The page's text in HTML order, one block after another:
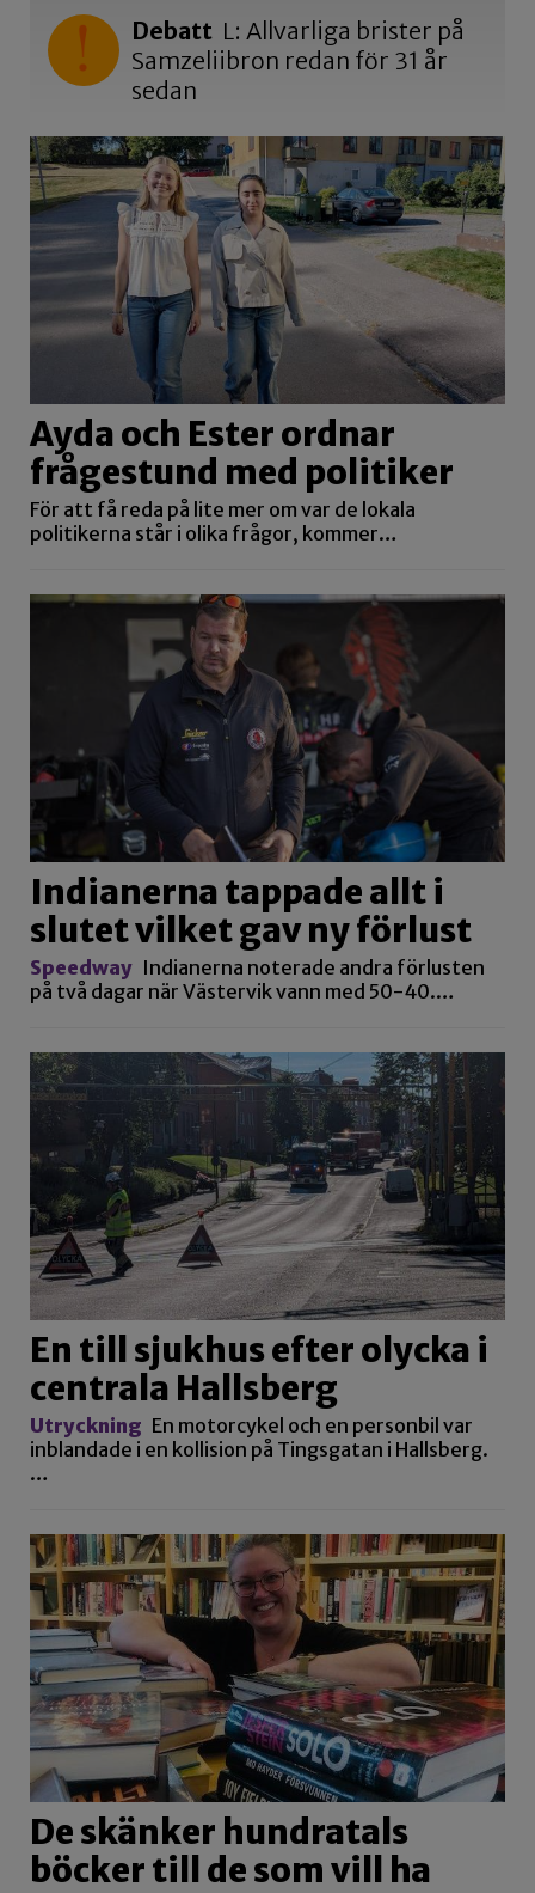
Debatt L: Allvarliga brister på
Samzeliibron redan för 31 år
sedan
Ayda och Ester ordnar
frågestund med politiker
För att få reda på lite mer om var de lokala
politikerna står i olika frågor, kommer…
Indianerna tappade allt i
slutet vilket gav ny förlust
Speedway Indianerna noterade andra förlusten
på två dagar när Västervik vann med 50-40.…
En till sjukhus efter olycka i
centrala Hallsberg
Utryckning En motorcykel och en personbil var
inblandade i en kollision på Tingsgatan i Hallsberg.
…
De skänker hundratals
böcker till de som vill ha